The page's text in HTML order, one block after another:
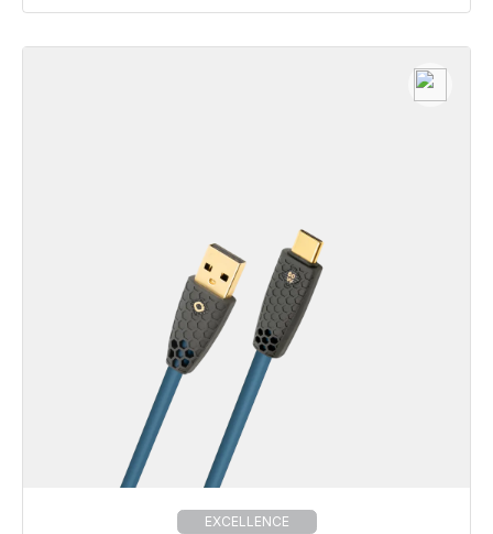
EXCELLENCE